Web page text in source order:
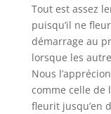
Tout est assez
puisqu’il ne
démarrage au
lorsque les
Nous
comme celle de l
fleurit jusqu’en